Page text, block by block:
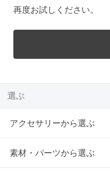
再度お試しください。
選ぶ
アクセサリーから選ぶ
素材・パーツから選ぶ